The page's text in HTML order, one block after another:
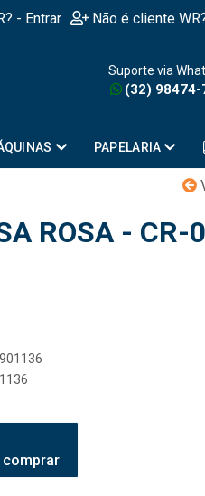
- Entrar Não é cliente
Suporte via
(32) 98474-
PAPELARIA
ROSA - CR-
comprar